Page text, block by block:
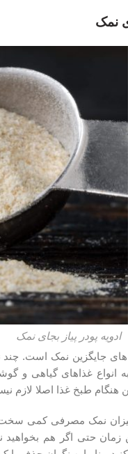
نمک
ادویه پودر پیاز بجای نمک
غذاهای گیاهی و
نمک مصرفی کمی سخت